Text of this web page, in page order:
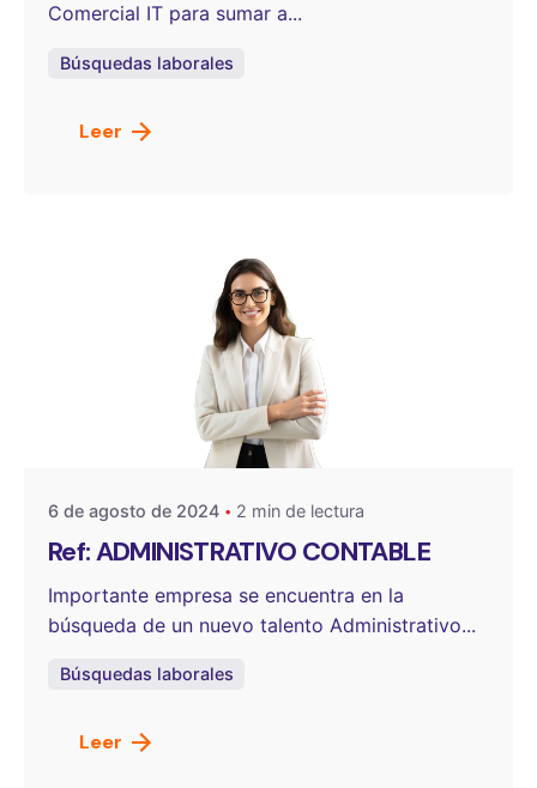
Comercial IT para sumar a...
Búsquedas laborales
Leer
Publicado por
OneSelect
6 de agosto de 2024 2 min de lectura
Ref: ADMINISTRATIVO CONTABLE
Importante empresa se encuentra en la
búsqueda de un nuevo talento Administrativo...
Búsquedas laborales
Leer